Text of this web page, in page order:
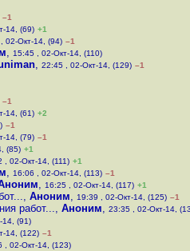
–1
14, (69) +1
02-Окт-14, (94) –1
, 15:45 , 02-Окт-14, (110)
, 22:45 , 02-Окт-14, (129) –1
–1
14, (61) +2
–1
14, (79) –1
(85) +1
, 02-Окт-14, (111) +1
, 16:06 , 02-Окт-14, (113) –1
, 16:25 , 02-Окт-14, (117) +1
, Аноним, 19:39 , 02-Окт-14, (125) –1
работ..., Аноним, 23:35 , 02-Окт-14,
14, (91)
14, (122) –1
, 02-Окт-14, (123)